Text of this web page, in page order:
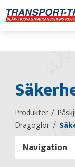
Produkter
Dragöglor
Navigation